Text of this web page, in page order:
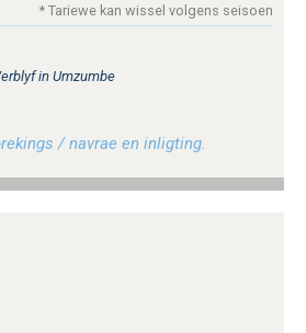
* Tariewe kan wissel volgens seisoen
in Umzumbe
/ navrae en inligting.